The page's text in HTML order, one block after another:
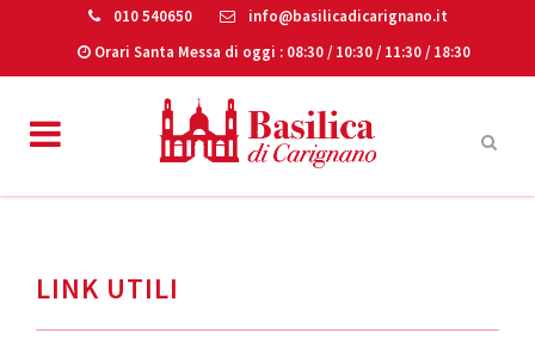
010 540650
info@basilicadicarignano.it
Orari Santa Messa di oggi : 08:30 / 10:30 / 11:30 / 18:30
LINK UTILI